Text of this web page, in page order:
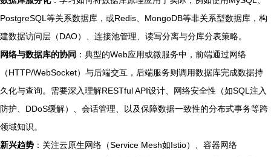
PostgreSQL等关系数据库，或Redis、MongoDB等非关系型数据库，构
建数据访问层（DAO）、连接池管理、读写分离与分库分表策略。
网络与数据库的协同 ：典型的Web应用或微服务中，前端通过网络
（HTTP/WebSocket）与后端交互，后端服务则调用数据库完成数据持
久化与查询。需要深入理解RESTful API设计、网络安全性（如SQL注入
防护、DDoS缓解）、会话管理、以及保障数据一致性的分布式事务等跨
领域知识。
新兴趋势 ：关注云原生网络（Service Mesh如Istio）、容器网络